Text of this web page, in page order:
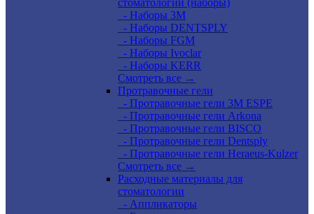
стоматологии (наборы)
- Наборы 3М
- Наборы DENTSPLY
- Наборы FGM
- Наборы Ivoclar
- Наборы KERR
Смотреть все →
Протравочные гели
- Протравочные гели 3М ESPE
- Протравочные гели Arkona
- Протравочные гели BISCO
- Протравочные гели Dentsply
- Протравочные гели Heraeus-Kulzer
Смотреть все →
Расходные материалы для
стоматологии
- Аппликаторы